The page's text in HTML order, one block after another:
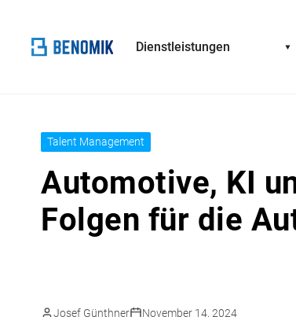
Dienstleistungen
Talent Management
Automotive, KI
Folgen für die
Josef Günthner November 14, 2024